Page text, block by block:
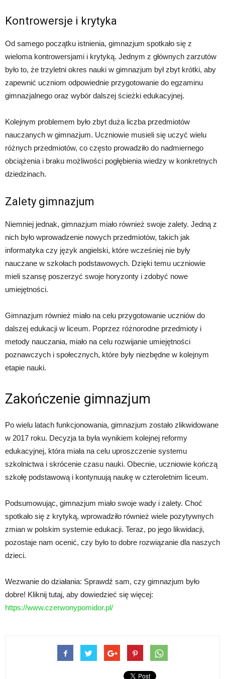
Kontrowersje i krytyka
Od samego początku istnienia, gimnazjum spotkało się z
wieloma kontrowersjami i krytyką. Jednym z głównych zarzutów
było to, że trzyletni okres nauki w gimnazjum był zbyt krótki, aby
zapewnić uczniom odpowiednie przygotowanie do egzaminu
gimnazjalnego oraz wybór dalszej ścieżki edukacyjnej.
Kolejnym problemem było zbyt duża liczba przedmiotów
nauczanych w gimnazjum. Uczniowie musieli się uczyć wielu
różnych przedmiotów, co często prowadziło do nadmiernego
obciążenia i braku możliwości pogłębienia wiedzy w konkretnych
dziedzinach.
Zalety gimnazjum
Niemniej jednak, gimnazjum miało również swoje zalety. Jedną z
nich było wprowadzenie nowych przedmiotów, takich jak
informatyka czy język angielski, które wcześniej nie były
nauczane w szkołach podstawowych. Dzięki temu uczniowie
mieli szansę poszerzyć swoje horyzonty i zdobyć nowe
umiejętności.
Gimnazjum również miało na celu przygotowanie uczniów do
dalszej edukacji w liceum. Poprzez różnorodne przedmioty i
metody nauczania, miało na celu rozwijanie umiejętności
poznawczych i społecznych, które były niezbędne w kolejnym
etapie nauki.
Zakończenie gimnazjum
Po wielu latach funkcjonowania, gimnazjum zostało zlikwidowane
w 2017 roku. Decyzja ta była wynikiem kolejnej reformy
edukacyjnej, która miała na celu uproszczenie systemu
szkolnictwa i skrócenie czasu nauki. Obecnie, uczniowie kończą
szkołę podstawową i kontynuują naukę w czteroletnim liceum.
Podsumowując, gimnazjum miało swoje wady i zalety. Choć
spotkało się z krytyką, wprowadziło również wiele pozytywnych
zmian w polskim systemie edukacji. Teraz, po jego likwidacji,
pozostaje nam ocenić, czy było to dobre rozwiązanie dla naszych
dzieci.
Wezwanie do działania: Sprawdź sam, czy gimnazjum było
dobre! Kliknij tutaj, aby dowiedzieć się więcej:
https://www.czerwonypomidor.pl/